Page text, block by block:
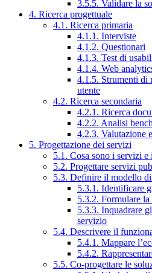
3.5.5. Validare la
4. Ricerca progettuale
4.1. Ricerca primaria
4.1.1. Interviste
4.1.2. Questionari
4.1.3. Test di
4.1.4. Web
4.1.5. Strumenti di
utente
4.2. Ricerca secondaria
4.2.1. Ricerca
4.2.2. Analisi
4.2.3. Valutazione
5. Progettazione dei servizi
5.1. Cosa sono i servizi e
5.2. Progettare servizi
5.3. Definire il modello
5.3.1. Identificare
5.3.2. Formulare
5.3.3. Inquadrare
servizio
5.4. Descrivere il
5.4.1. Mappare
5.4.2.
5.5. Co-progettare le